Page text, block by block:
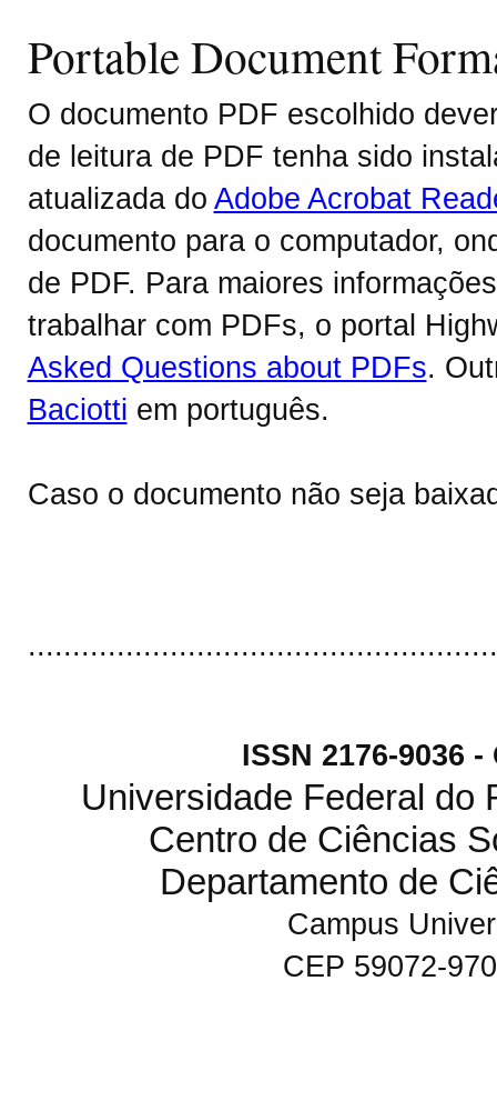
Portable Document
O documento PDF escolhido
de leitura de PDF tenha sido
atualizada do Adobe Acrobat
documento para o computador,
de PDF. Para maiores
trabalhar com PDFs, o portal
Asked Questions about PDFs.
Baciotti em português.
Caso o documento não seja
ISSN 2176-9036
Universidade Federal do
Centro de Ciências
Departamento de
Campus
CEP 59072-